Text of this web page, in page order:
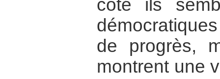
coté ils
de progrès,
montrent une